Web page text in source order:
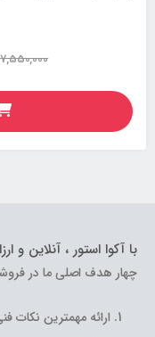
37,550,000
با آکوا استور ، آنلاین و
چهار هدف اصلی ما در
ارائه مهمترین نکات